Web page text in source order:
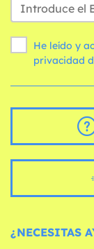
He leído y
privacidad
¿NECESITAS